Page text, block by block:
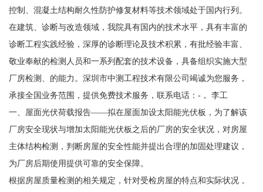
控制、混凝土结构耐久性防护修复材料等技术领域处于国内行列。
在建筑、诊断与改造领域，我院具有国内的技术水平，具有丰富的
诊断工程实践经验，深厚的诊断理论及技术积累，有批经验丰富、
敬业奉献的检测人员和一系列配套的技术设备，具备组织实施大型
厂房检测、的能力。深圳市中测工程技术有限公司竭诚为您服务，
承接全国业务范围，提供免费技术服务，联系电话：-， 李工
一、屋面光伏荷载报告——拟在屋面加设太阳能光伏板，为了解该
厂房安全现状与增加太阳能光伏板之后的厂房的安全状况，对房屋
主体结构检测，判断房屋的安全性能并提出合理的加固处理建议，
为厂房后期使用提供可靠的安全保障。
根据房屋质量检测的相关规定，针对受检房屋的特点和实际状况，